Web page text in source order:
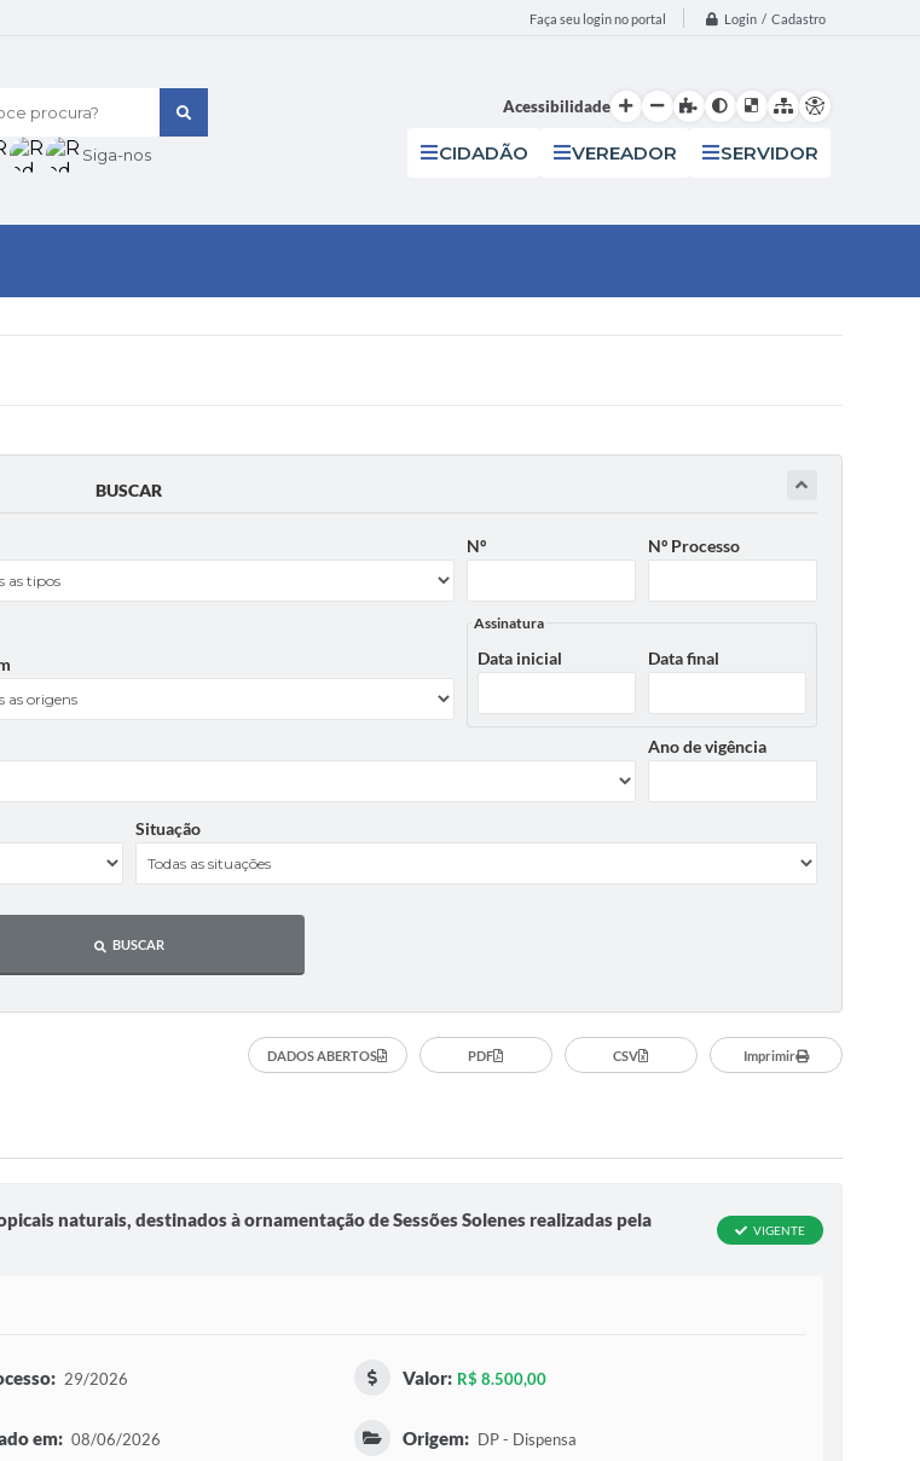
Faça seu login no portal Login / Cadastro
procura?
Siga-nos
Acessibilidade
CIDADÃO VEREADOR SERVIDOR
BUSCAR
Nº Nº Processo
Assinatura
Data inicial Data final
Ano de vigência
Situação
BUSCAR
DADOS ABERTOS PDF CSV Imprimir
naturais, destinados à ornamentação de Sessões Solenes realizadas pela
VIGENTE
29/2026 Valor: R$ 8.500,00
em: 08/06/2026 Origem: DP - Dispensa